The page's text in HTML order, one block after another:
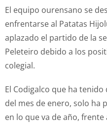
El equipo ourensano se
enfrentarse al Patatas
aplazado el partido de la
Peleteiro debido a los
colegial.
El Codigalco que ha
del mes de enero, solo
en lo que va de año, frente